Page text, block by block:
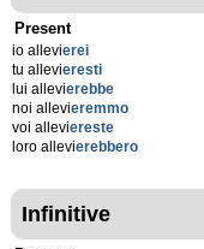
Present
io allevierei
tu allevieresti
lui allevierebbe
noi allevieremmo
voi alleviereste
loro allevierebbero
Infinitive